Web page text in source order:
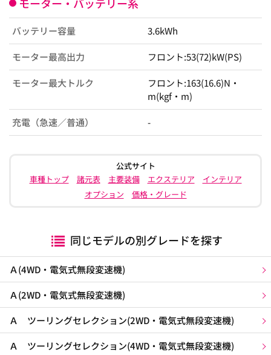
バッテリー容量 3.6kWh
モーター最高出力 フロント:53(72)kW(PS)
モーター最大トルク
フロント:163(16.6)N・
m(kgf・m)
充電（急速／普通） -
公式サイト
車種トップ
諸元表 主要装備 エクステリア
インテリア
オプション
価格・グレード
同じモデルの別グレードを探す
Ａ(4WD・電気式無段変速機)
Ａ(2WD・電気式無段変速機)
Ａ ツーリングセレクション(2WD・電気式無段変速機)
Ａ ツーリングセレクション(4WD・電気式無段変速機)